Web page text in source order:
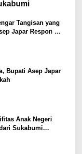
Tangisan yang
Japar Respon
Bupati Asep Japar
Anak Negeri
Sukabumi